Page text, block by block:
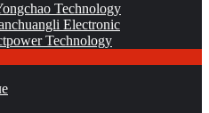
Technology
Electronic
Technology